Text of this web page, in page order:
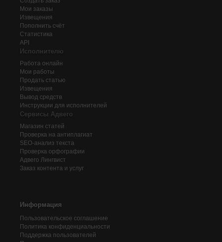
Мои заказы
Извещения
Пополнить счёт
Статистика
API
Исполнителю
Работа онлайн
Мои работы
Продать статью
Извещения
Вывод средств
Инструкции для исполнителей
Сервисы Адвего
Магазин статей
Проверка на антиплагиат
SEO-анализ текста
Проверка орфографии
Адвего Лингвист
Заказ контента и услуг
Информация
Пользовательское соглашение
Политика конфиденциальности
Поддержка пользователей